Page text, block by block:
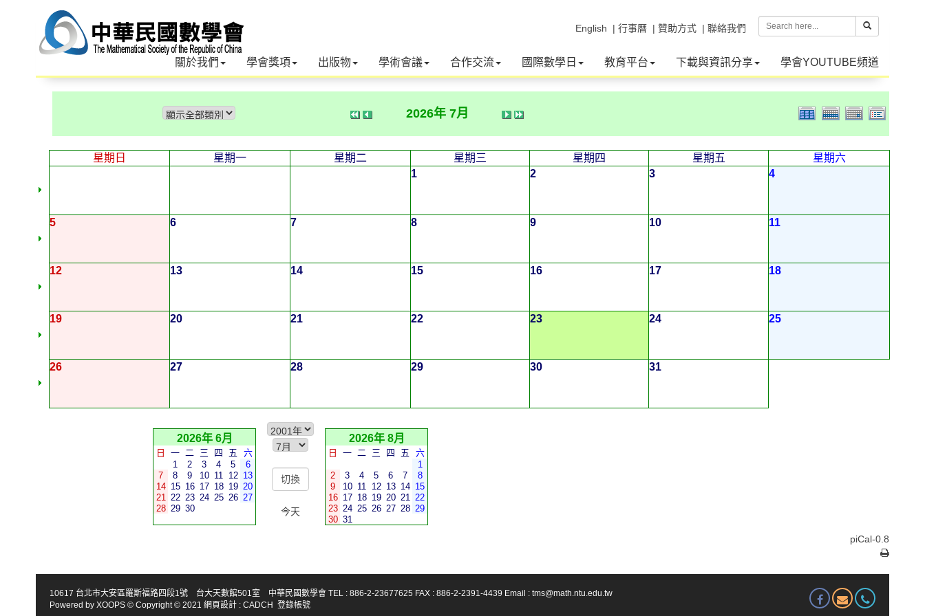
| 聯絡我們
| 贊助方式
| 行事曆
English
關於我們 學會獎項 出版物 學術會議 合作交流 國際數學日 教育平台 下載與資訊分享 學會YOUTUBE頻道
2026年 7月
星期日 星期一 星期二 星期三 星期四 星期五
星期六
1
2 3 4
5 6 7 8 9 10 11
12 13 14 15 16 17 18
19 20 21 22 23 24 25
26 27 28 29 30 31
2026年 6月
日 一 二 三 四 五
六
1
2 3 4 5
6
7
8 9 10 11 12 13
14 15 16 17 18 19 20
21 22 23 24 25 26 27
28 29 30 今天
2026年 8月
日 一 二 三 四 五
六
1
2
3 4 5 6 7
8
9
10 11 12 13 14 15
16 17 18 19 20 21 22
23 24 25 26 27 28 29
30 31
piCal-0.8
10617 台北市大安區羅斯福路四段1號 台大天數館501室 中華民國數學會 TEL : 886-2-23677625 FAX : 886-2-2391-4439 Email : tms@math.ntu.edu.tw
Powered by XOOPS © Copyright © 2021 網頁設計 : CADCH 登錄帳號